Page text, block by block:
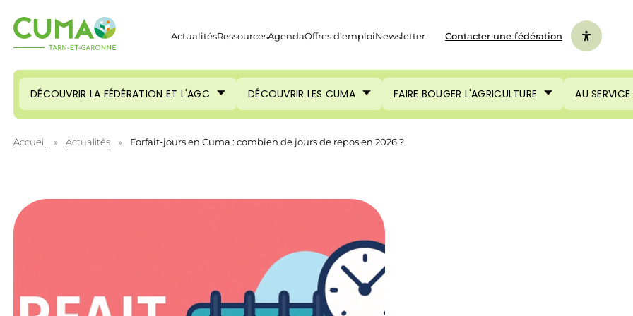
ActualitésRessourcesAgendaOffres d’emploiNewsletter Contacter une fédération
DÉCOUVRIR LA FÉDÉRATION ET L'AGC DÉCOUVRIR LES CUMA FAIRE BOUGER L'AGRICULTURE AU
Accueil » Actualités » Forfait-jours en Cuma : combien de jours de repos en 2026 ?